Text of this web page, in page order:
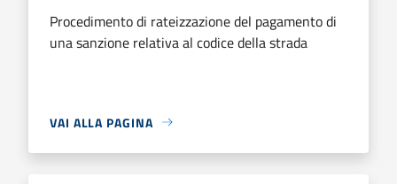
Procedimento di rateizzazione del pagamento di
una sanzione relativa al codice della strada
VAI ALLA PAGINA